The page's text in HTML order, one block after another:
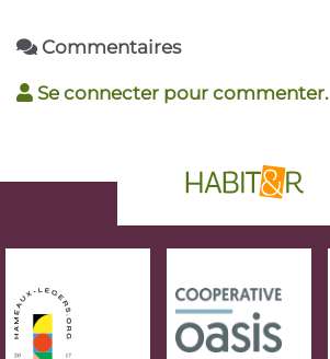
Commentaires
Se connecter pour commenter.
phrase d'accroche